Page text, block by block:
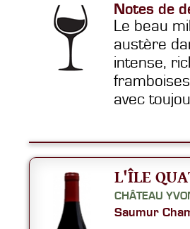
Notes de
Le beau
austère
intense,
avec
L'ÎLE
CHÂTEAU
Saumur